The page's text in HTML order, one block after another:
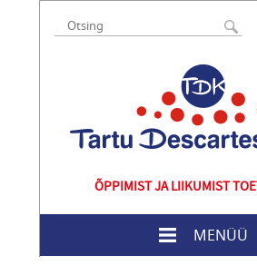
ÕPPIMIST JA LIIKUMIST
MENÜÜ